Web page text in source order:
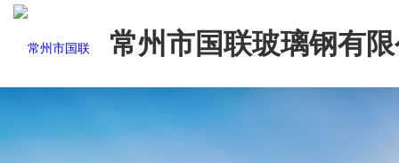
常州市国联玻璃钢有